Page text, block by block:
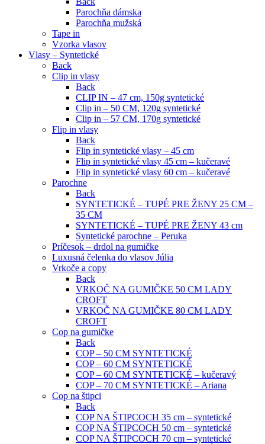
Parochňa dámska
Parochňa mužská
Tape in
Vzorka vlasov
Vlasy – Syntetické
Back
Clip in vlasy
Back
CLIP IN – 47 cm, 150g syntetické
Clip in – 50 CM, 120g syntetické
Clip in – 57 CM, 170g syntetické
Flip in vlasy
Back
Flip in syntetické vlasy – 45 cm
Flip in syntetické vlasy 45 cm – kučeravé
Flip in syntetické vlasy 60 cm – kučeravé
Parochne
Back
SYNTETICKÉ – TUPÉ PRE ŽENY 25 CM –
35 CM
SYNTETICKÉ – TUPÉ PRE ŽENY 43 cm
Syntetické parochne – Peruka
Príčesok – drdol na gumičke
Luxusná čelenka do vlasov Júlia
Vrkoče a copy
Back
VRKOČ NA GUMIČKE 50 CM LADY
CROFT
VRKOČ NA GUMIČKE 80 CM LADY
CROFT
Cop na gumičke
Back
COP – 50 CM SYNTETICKÉ
COP – 60 CM SYNTETICKÉ
COP – 60 CM SYNTETICKÉ – kučeravý
COP – 70 CM SYNTETICKÉ – Ariana
Cop na štipci
Back
COP NA ŠTIPCOCH 35 cm – syntetické
COP NA ŠTIPCOCH 50 cm – syntetické
COP NA ŠTIPCOCH 70 cm – syntetické